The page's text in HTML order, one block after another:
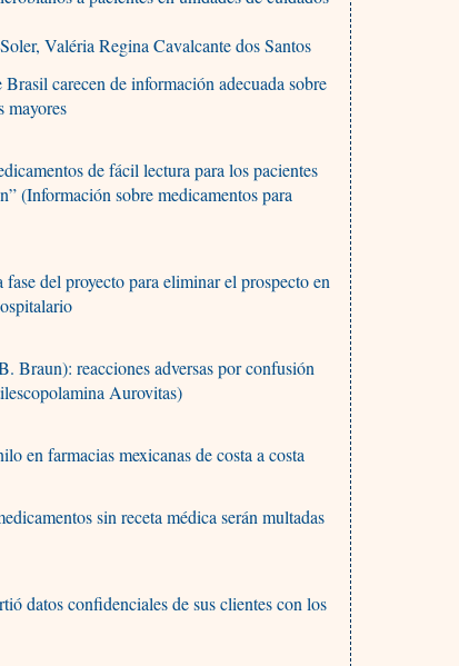
Valéria Regina Cavalcante dos Santos
carecen de información adecuada sobre
mayores
de fácil lectura para los pacientes
(Información sobre medicamentos para
del proyecto para eliminar el prospecto en
Braun): reacciones adversas por confusión
Aurovitas)
en farmacias mexicanas de costa a costa
sin receta médica serán multadas
datos confidenciales de sus clientes con los